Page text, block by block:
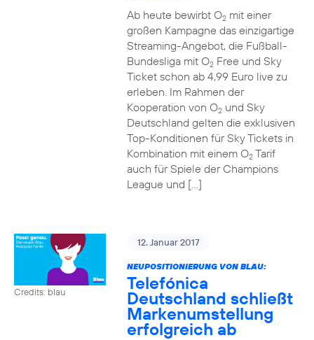
Ab heute bewirbt O2mit einer
großen Kampagne das einzigartige
Streaming-Angebot, die Fußball-
Bundesliga mit O2Free und Sky
Ticket schon ab 4,99 Euro live zu
erleben. Im Rahmen der
Kooperation von O2und Sky
Deutschland gelten die exklusiven
Top-Konditionen für Sky Tickets in
Kombination mit einem O2Tarif
auch für Spiele der Champions
League und […]
Credits: blau
12. Januar 2017
NEUPOSITIONIERUNG VON BLAU:
Telefónica
Deutschland schließt
Markenumstellung
erfolgreich ab